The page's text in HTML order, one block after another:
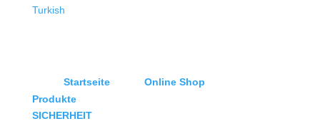
Turkish
Startseite
Online Shop
Produkte
SICHERHEIT